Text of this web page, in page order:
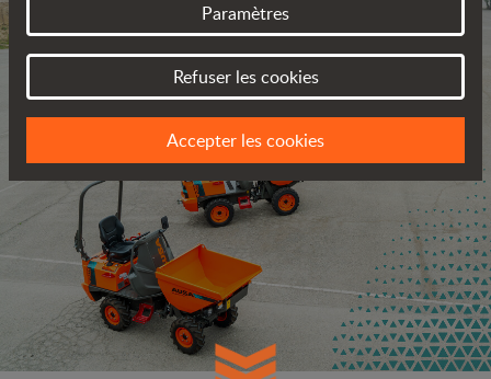
Paramètres
Refuser les cookies
Accepter les cookies